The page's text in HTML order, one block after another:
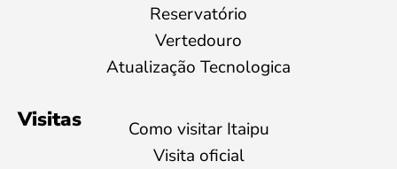
Reservatório
Vertedouro
Atualização Tecnologica
Visitas
Como visitar Itaipu
Visita oficial